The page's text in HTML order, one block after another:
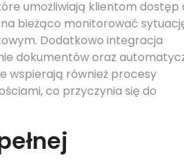
umożliwiają klientom dostęp
bieżąco monitorować
Dodatkowo integracja
dokumentów oraz
wspierają również procesy
co przyczynia się do